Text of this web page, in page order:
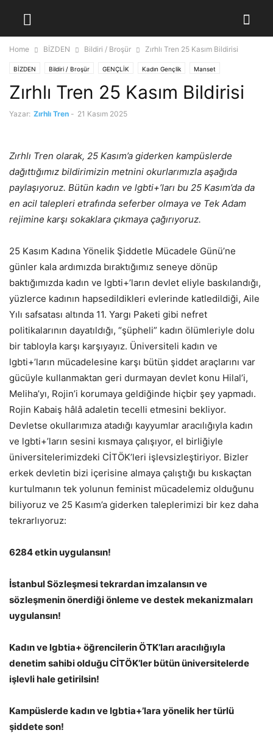
Home BİZDEN Bildiri / Broşür Zırhlı Tren 25 Kasım Bildirisi
BİZDEN Bildiri / Broşür GENÇLİK Kadın Gençlik Manset
Zırhlı Tren 25 Kasım Bildirisi
Yazar: Zırhlı Tren - 21 Kasım 2025
Zırhlı Tren olarak, 25 Kasım’a giderken kampüslerde
dağıttığımız bildirimizin metnini okurlarımızla aşağıda
paylaşıyoruz. Bütün kadın ve lgbti+’ları bu 25 Kasım’da da
en acil talepleri etrafında seferber olmaya ve Tek Adam
rejimine karşı sokaklara çıkmaya çağırıyoruz.
25 Kasım Kadına Yönelik Şiddetle Mücadele Günü’ne
günler kala ardımızda bıraktığımız seneye dönüp
baktığımızda kadın ve lgbti+’ların devlet eliyle baskılandığı,
yüzlerce kadının hapsedildikleri evlerinde katledildiği, Aile
Yılı safsatası altında 11. Yargı Paketi gibi nefret
politikalarının dayatıldığı, “şüpheli” kadın ölümleriyle dolu
bir tabloyla karşı karşıyayız. Üniversiteli kadın ve
lgbti+’ların mücadelesine karşı bütün şiddet araçlarını var
gücüyle kullanmaktan geri durmayan devlet konu Hilal’i,
Meliha’yı, Rojin’i korumaya geldiğinde hiçbir şey yapmadı.
Rojin Kabaiş hâlâ adaletin tecelli etmesini bekliyor.
Devletse okullarımıza atadığı kayyumlar aracılığıyla kadın
ve lgbti+’ların sesini kısmaya çalışıyor, el birliğiyle
üniversitelerimizdeki CİTÖK’leri işlevsizleştiriyor. Bizler
erkek devletin bizi içerisine almaya çalıştığı bu kıskaçtan
kurtulmanın tek yolunun feminist mücadelemiz olduğunu
biliyoruz ve 25 Kasım’a giderken taleplerimizi bir kez daha
tekrarlıyoruz:
6284 etkin uygulansın!
İstanbul Sözleşmesi tekrardan imzalansın ve
sözleşmenin önerdiği önleme ve destek mekanizmaları
uygulansın!
Kadın ve lgbtia+ öğrencilerin ÖTK’ları aracılığıyla
denetim sahibi olduğu CİTÖK’ler bütün üniversitelerde
işlevli hale getirilsin!
Kampüslerde kadın ve lgbtia+’lara yönelik her türlü
şiddete son!